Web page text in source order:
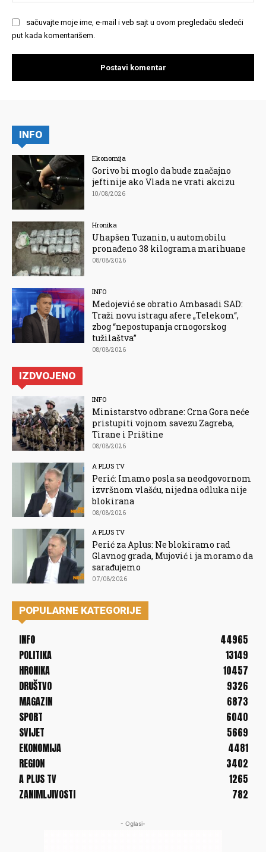
sačuvajte moje ime, e-mail i veb sajt u ovom pregledaču sledeći
put kada komentarišem.
INFO
Ekonomija
Gorivo bi moglo da bude značajno
jeftinije ako Vlada ne vrati akcizu
10/08/2026
Hronika
Uhapšen Tuzanin, u automobilu
pronađeno 38 kilograma marihuane
08/08/2026
INFO
Medojević se obratio Ambasadi SAD:
Traži novu istragu afere „Telekom“,
zbog “nepostupanja crnogorskog
tužilaštva”
08/08/2026
IZDVOJENO
INFO
Ministarstvo odbrane: Crna Gora neće
pristupiti vojnom savezu Zagreba,
Tirane i Prištine
08/08/2026
A PLUS TV
Perić: Imamo posla sa neodgovornom
izvršnom vlašću, nijedna odluka nije
blokirana
08/08/2026
A PLUS TV
Perić za Aplus: Ne blokiramo rad
Glavnog grada, Mujović i ja moramo da
sarađujemo
07/08/2026
POPULARNE KATEGORIJE
INFO
44965
POLITIKA
13149
HRONIKA
10457
DRUŠTVO
9326
MAGAZIN
6873
SPORT
6040
SVIJET
5669
EKONOMIJA
4481
REGION
3402
A PLUS TV
1265
ZANIMLJIVOSTI
782
- Oglasi-